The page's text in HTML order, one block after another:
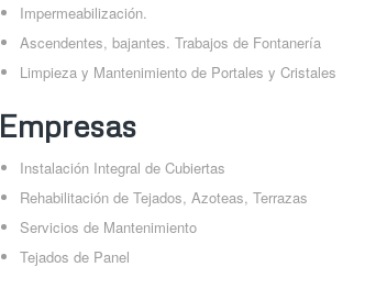
Impermeabilización.
Ascendentes, bajantes. Trabajos de Fontanería
Limpieza y Mantenimiento de Portales y Cristales
Empresas
Instalación Integral de Cubiertas
Rehabilitación de Tejados, Azoteas, Terrazas
Servicios de Mantenimiento
Tejados de Panel